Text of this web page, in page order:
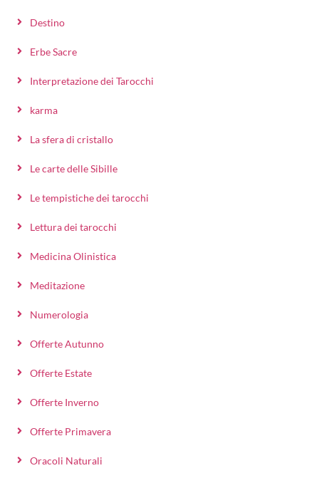
Destino
Erbe Sacre
Interpretazione dei Tarocchi
karma
La sfera di cristallo
Le carte delle Sibille
Le tempistiche dei tarocchi
Lettura dei tarocchi
Medicina Olinistica
Meditazione
Numerologia
Offerte Autunno
Offerte Estate
Offerte Inverno
Offerte Primavera
Oracoli Naturali